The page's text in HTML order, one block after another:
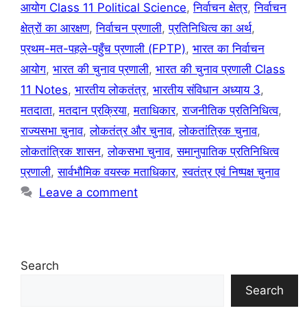
आयोग Class 11 Political Science,निर्वाचन क्षेत्र,निर्वाचन
क्षेत्रों का आरक्षण,निर्वाचन प्रणाली,प्रतिनिधित्व का अर्थ,
प्रथम-मत-पहले-पहुँच प्रणाली (FPTP), भारत का निर्वाचन
आयोग, भारत की चुनाव प्रणाली, भारत की चुनाव प्रणाली Class
11 Notes, भारतीय लोकतंत्र, भारतीय संविधान अध्याय 3,
मतदाता,मतदान प्रक्रिया,मताधिकार,राजनीतिक प्रतिनिधित्व,
राज्यसभा चुनाव,लोकतंत्र और चुनाव,लोकतांत्रिक चुनाव,
लोकतांत्रिक शासन,लोकसभा चुनाव,समानुपातिक प्रतिनिधित्व
प्रणाली,सार्वभौमिक वयस्क मताधिकार,स्वतंत्र एवं निष्पक्ष चुनाव
Leave a comment
Search
Search